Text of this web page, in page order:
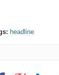
headline